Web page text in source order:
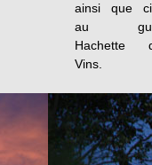
ainsi que
au
Hachette
Vins.